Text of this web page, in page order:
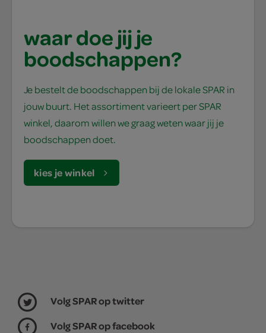
waar doe jij je
boodschappen?
Je bestelt de boodschappen bij de lokale SPAR in
jouw buurt. Het assortiment varieert per SPAR
winkel, daarom willen we graag weten waar jij je
boodschappen doet.
kies je winkel
Volg SPAR op twitter
Volg SPAR op facebook